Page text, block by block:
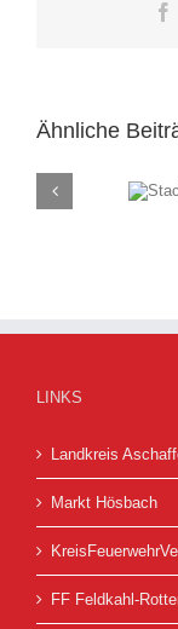
Ähnliche
PKW im
LINKS
Landkreis
Markt Hösbach
FF Feldkahl-